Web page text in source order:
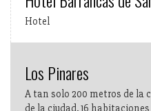
Hotel
Los Pinares
A tan solo 200 metros de la
de la ciudad. 16